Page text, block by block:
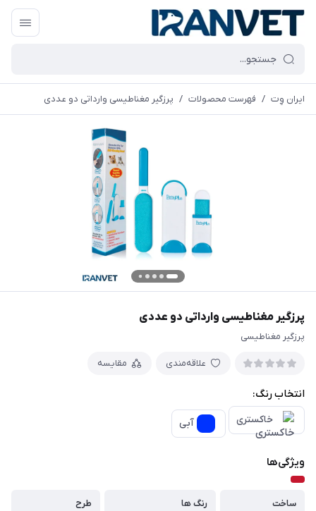
ایران وِت / فهرست محصولات / پرزگیر مغناطیسی وارداتی دو عددی
پرزگیر مغناطیسی وارداتی دو عددی
پرزگیر مغناطیسی
علاقه‌مندی مقایسه
انتخاب رنگ:
خاکستری آبی
ویژگی‌ها
ساخت
رنگ ها
طرح